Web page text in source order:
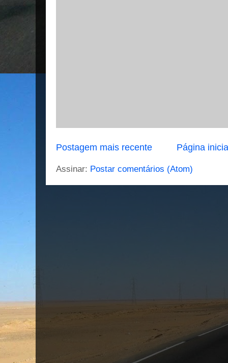
Postagem mais recente Página
Assinar: Postar comentários (Atom)